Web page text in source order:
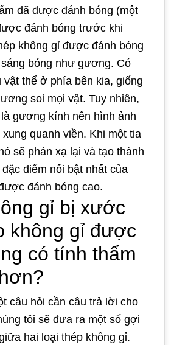
đã được đánh bóng (một
đánh bóng trước khi
không gỉ được đánh bóng
bóng như gương. Có
vật thể ở phía bên kia, giống
soi mọi vật. Tuy nhiên,
gương kính nên hình ảnh
quanh viền. Khi một tia
sẽ phản xạ lại và tạo thành
điểm nổi bật nhất của
đánh bóng cao.
gỉ bị xước
không gỉ được
có tính thẩm
câu hỏi cần câu trả lời cho
tôi sẽ đưa ra một số gợi
hai loại thép không gỉ.